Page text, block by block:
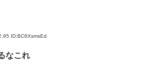
ID:BC6XsmsEd
なこれ